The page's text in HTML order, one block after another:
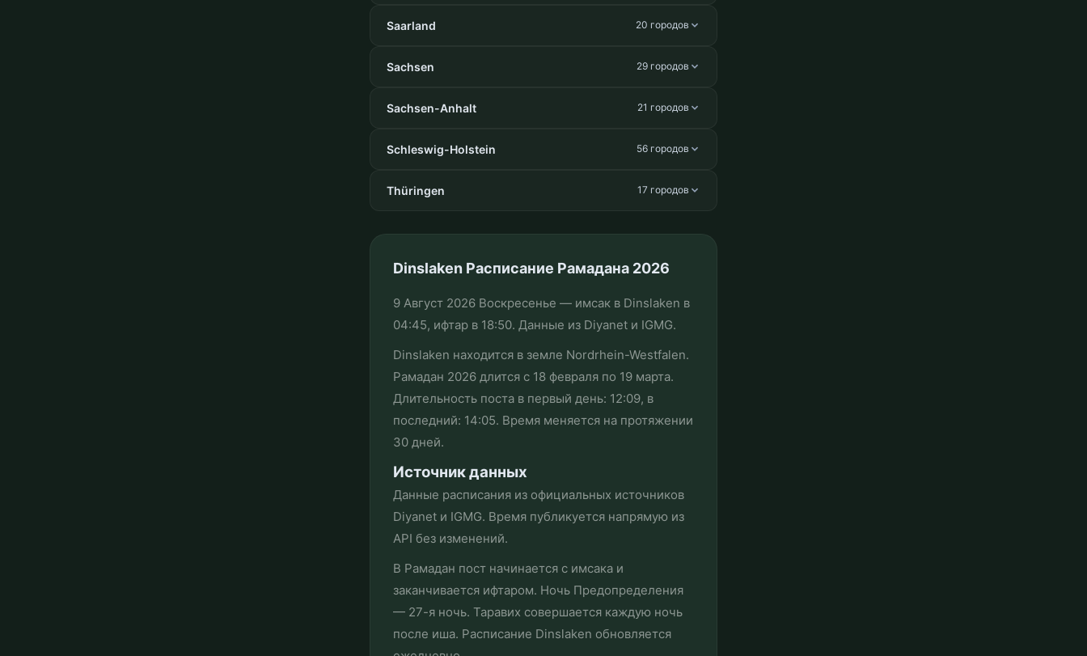
Saarland 20 городов
Sachsen 29 городов
Sachsen-Anhalt 21 городов
Schleswig-Holstein 56 городов
Thüringen 17 городов
Dinslaken Расписание Рамадана 2026
9 Август 2026 Воскресенье — имсак в Dinslaken в
04:45, ифтар в 18:50. Данные из Diyanet и IGMG.
Dinslaken находится в земле Nordrhein-Westfalen.
Рамадан 2026 длится с 18 февраля по 19 марта.
Длительность поста в первый день: 12:09, в
последний: 14:05. Время меняется на протяжении
30 дней.
Источник данных
Данные расписания из официальных источников
Diyanet и IGMG. Время публикуется напрямую из
API без изменений.
В Рамадан пост начинается с имсака и
заканчивается ифтаром. Ночь Предопределения
— 27-я ночь. Таравих совершается каждую ночь
после иша. Расписание Dinslaken обновляется